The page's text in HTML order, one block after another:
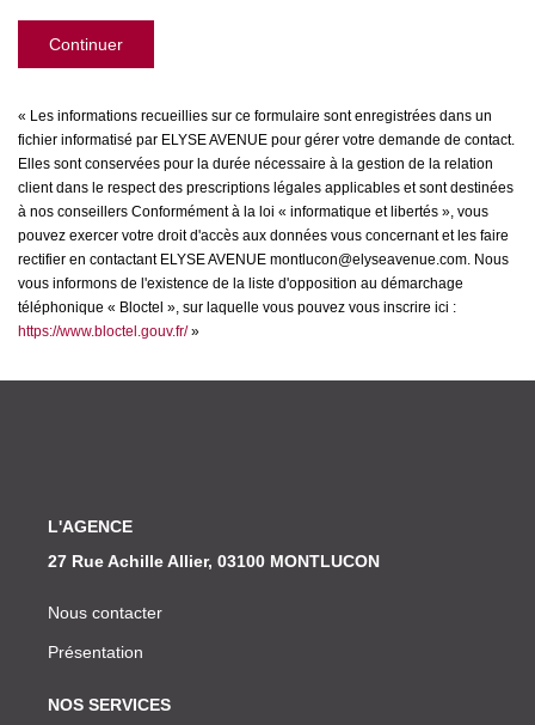
Continuer
« Les informations recueillies sur ce formulaire sont enregistrées dans un
fichier informatisé par ELYSE AVENUE pour gérer votre demande de contact.
Elles sont conservées pour la durée nécessaire à la gestion de la relation
client dans le respect des prescriptions légales applicables et sont destinées
à nos conseillers Conformément à la loi « informatique et libertés », vous
pouvez exercer votre droit d'accès aux données vous concernant et les faire
rectifier en contactant ELYSE AVENUE montlucon@elyseavenue.com. Nous
vous informons de l'existence de la liste d'opposition au démarchage
téléphonique « Bloctel », sur laquelle vous pouvez vous inscrire ici :
https://www.bloctel.gouv.fr/»
L'AGENCE
27 Rue Achille Allier, 03100 MONTLUCON
Nous contacter
Présentation
NOS SERVICES